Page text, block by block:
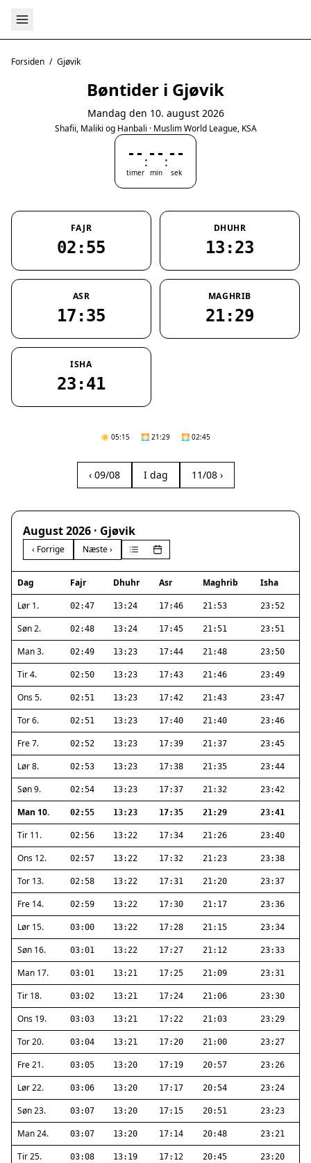
Forsiden / Gjøvik
Bøntider i Gjøvik
Mandag den 10. august 2026
Shafii, Maliki og Hanbali · Muslim World League, KSA
--
timer
:--
min
:--
sek
FAJR
02:55
DHUHR
13:23
ASR
17:35
MAGHRIB
21:29
ISHA
23:41
☀️ 05:15 🌅 21:29 🌅 02:45
‹ 09/08 I dag 11/08 ›
August 2026 · Gjøvik
‹ Forrige Næste ›
Dag Fajr Dhuhr Asr Maghrib
Isha
Lør 1.
02:47 13:24 17:46 21:53 23:52
Søn 2. 02:48 13:24 17:45 21:51 23:51
Man 3. 02:49 13:23 17:44 21:48 23:50
Tir 4. 02:50 13:23 17:43 21:46 23:49
Ons 5. 02:51 13:23 17:42 21:43 23:47
Tor 6. 02:51 13:23 17:40 21:40 23:46
Fre 7. 02:52 13:23 17:39 21:37 23:45
Lør 8. 02:53 13:23 17:38 21:35 23:44
Søn 9. 02:54 13:23 17:37 21:32 23:42
Man 10. 02:55 13:23 17:35 21:29 23:41
Tir 11. 02:56 13:22 17:34 21:26 23:40
Ons 12. 02:57 13:22 17:32 21:23 23:38
Tor 13. 02:58 13:22 17:31 21:20 23:37
Fre 14. 02:59 13:22 17:30 21:17 23:36
Lør 15. 03:00 13:22 17:28 21:15 23:34
Søn 16. 03:01 13:22 17:27 21:12 23:33
Man 17. 03:01 13:21 17:25 21:09 23:31
Tir 18. 03:02 13:21 17:24 21:06 23:30
Ons 19. 03:03 13:21 17:22 21:03 23:29
Tor 20. 03:04 13:21 17:20 21:00 23:27
Fre 21. 03:05 13:20 17:19 20:57 23:26
Lør 22. 03:06 13:20 17:17 20:54 23:24
Søn 23. 03:07 13:20 17:15 20:51 23:23
Man 24. 03:07 13:20 17:14 20:48 23:21
Tir 25. 03:08 13:19 17:12 20:45 23:20